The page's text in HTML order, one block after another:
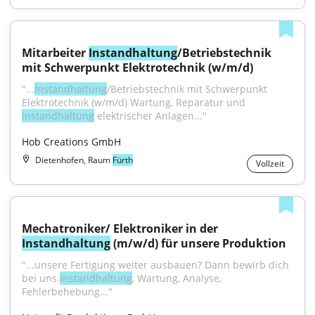
Mitarbeiter Instandhaltung/Betriebstechnik
mit Schwerpunkt Elektrotechnik (w/m/d)
"...Instandhaltung/Betriebstechnik mit Schwerpunkt
Instandhaltung elektrischer Anlagen..."
Hob Creations GmbH
Dietenhofen, Raum Fürth Vollzeit
Instandhaltung (m/w/d) für unsere Produktion
"...unsere Fertigung weiter ausbauen? Dann bewirb dich
bei uns.Instandhaltung, Wartung, Analyse,
Fehlerbehebung..."